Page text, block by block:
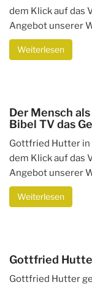
dem Klick auf das
Angebot unserer
Weiterlesen
Der Mensch
Bibel TV das
Gottfried Hutter in
dem Klick auf das
Angebot unserer
Weiterlesen
Gottfried
Gottfried Hutter